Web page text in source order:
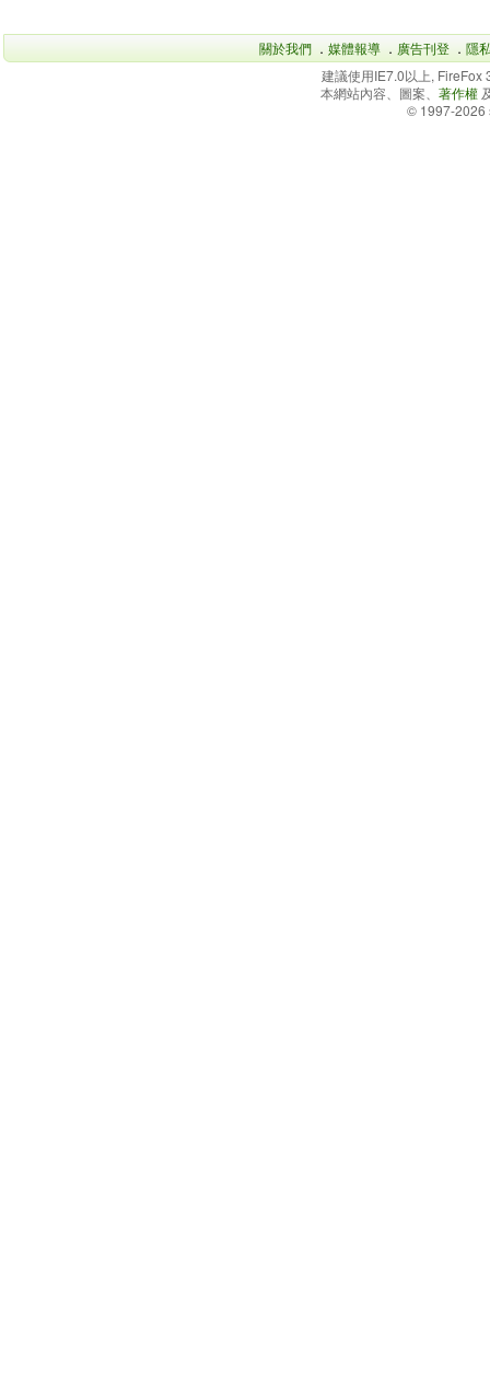
關於我們 ． 媒體報導 ． 廣告刊登 ． 隱
建議使用IE7.0以上,
本網站內容、圖案、 著作權
© 1997-2026